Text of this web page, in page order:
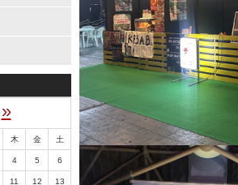
»
木 金 土
4 5 6
11 12 13